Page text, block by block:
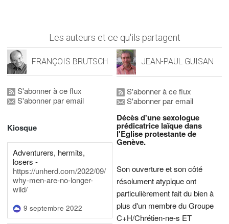
Les auteurs et ce qu'ils partagent
FRANÇOIS BRUTSCH
S'abonner à ce flux
S'abonner par email
Kiosque
Adventurers, hermits,
losers -
https://unherd.com/2022/09/
why-men-are-no-longer-
wild/
9 septembre 2022
JEAN-PAUL GUISAN
S'abonner à ce flux
S'abonner par email
Décès d'une sexologue
prédicatrice laïque dans
l'Eglise protestante de
Genève.
Son ouverture et son côté
résolument atypique ont
particulièrement fait du bien à
plus d'un membre du Groupe
C+H/Chrétien-ne-s ET